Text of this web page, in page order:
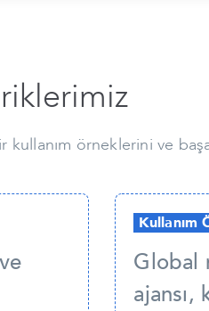
örneklerini ve
Kullanım
Global
ajansı,